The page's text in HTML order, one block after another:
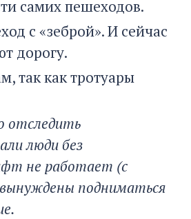
самих пешеходов.
с «зеброй». И сейчас
дорогу.
так как тротуары
отследить
люди без
не работает (с
подниматься